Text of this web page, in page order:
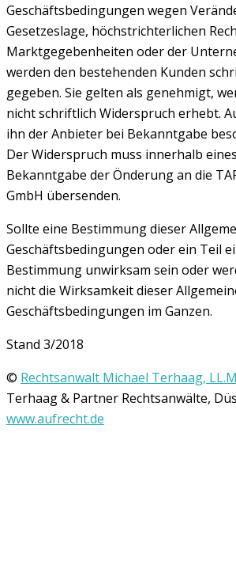
Geschäftsbedingungen wegen
Gesetzeslage, höchstrichterlichen
Marktgegebenheiten oder der
werden den bestehenden Kunden
gegeben. Sie gelten als genehmigt,
nicht schriftlich Widerspruch erhebt.
ihn der Anbieter bei Bekanntgabe
Der Widerspruch muss innerhalb
Bekanntgabe der Önderung an die
GmbH übersenden.
Sollte eine Bestimmung dieser
Geschäftsbedingungen oder ein Teil
Bestimmung unwirksam sein oder
nicht die Wirksamkeit dieser
Geschäftsbedingungen im Ganzen.
Stand 3/2018
© Rechtsanwalt Michael Terhaag,
Terhaag & Partner Rechtsanwälte,
www.aufrecht.de